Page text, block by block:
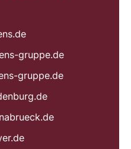
gruppe.de
gruppe.de